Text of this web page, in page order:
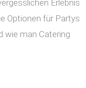
Erlebnis
Optionen für Partys
wie man Catering